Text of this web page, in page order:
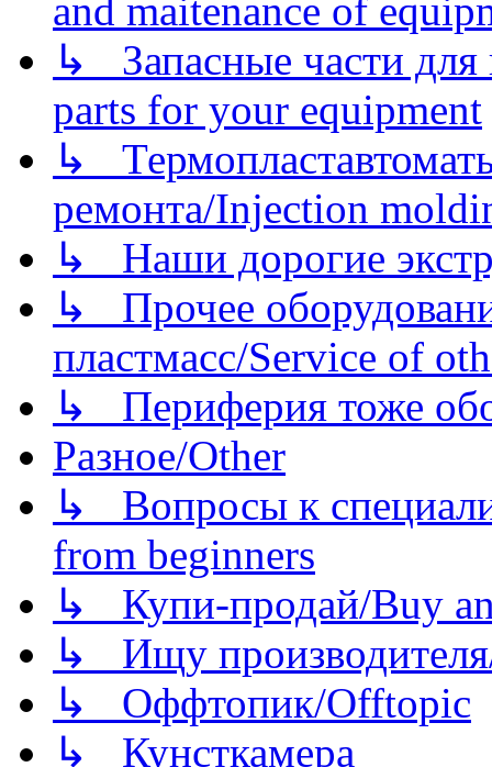
and maitenance of
↳ Запасные части для
parts for your equipment
↳
ремонта/Injection
↳ Наши дорогие
↳ Прочее
пластмасс/Service of
↳ Периферия тоже
Разное/Other
↳ Вопросы к
from beginners
↳ Купи-продай/Buy
↳ Ищу
↳ Оффтопик/Offtopic
↳ Кунсткамера